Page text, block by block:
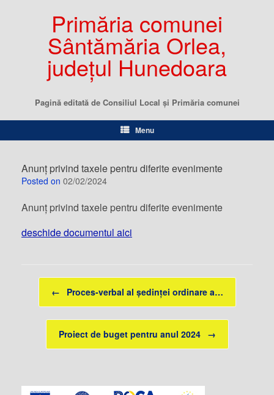
Primăria comunei
Sântămăria Orlea,
județul Hunedoara
Pagină editată de Consiliul Local şi Primăria comunei
Menu
Anunț privind taxele pentru diferite evenimente
Posted on 02/02/2024
Anunț privind taxele pentru diferite evenimente
deschide documentul aici
Post navigation
← Proces-verbal al ședinței ordinare a…
Proiect de buget pentru anul 2024 →